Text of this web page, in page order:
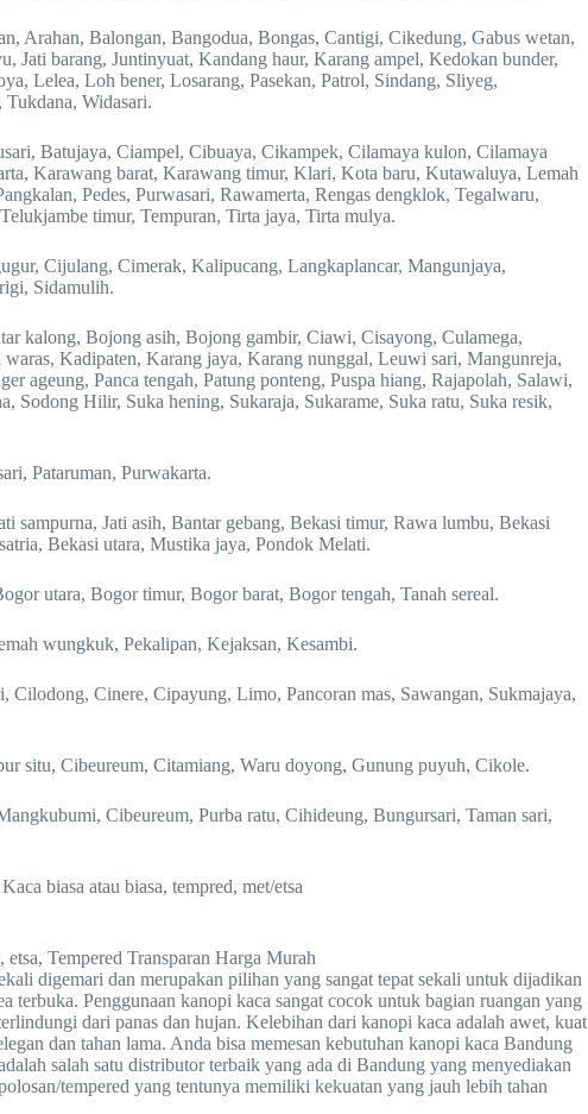
Arahan, Balongan, Bangodua, Bongas, Cantigi, Cikedung, Gabus wetan,
Jati barang, Juntinyuat, Kandang haur, Karang ampel, Kedokan bunder,
Lelea, Loh bener, Losarang, Pasekan, Patrol, Sindang, Sliyeg,
Widasari.
Batujaya, Ciampel, Cibuaya, Cikampek, Cilamaya kulon, Cilamaya
Karawang barat, Karawang timur, Klari, Kota baru, Kutawaluya, Lemah
Pedes, Purwasari, Rawamerta, Rengas dengklok, Tegalwaru,
timur, Tempuran, Tirta jaya, Tirta mulya.
Cijulang, Cimerak, Kalipucang, Langkaplancar, Mangunjaya,
Sidamulih.
kalong, Bojong asih, Bojong gambir, Ciawi, Cisayong, Culamega,
waras, Kadipaten, Karang jaya, Karang nunggal, Leuwi sari, Mangunreja,
ageung, Panca tengah, Patung ponteng, Puspa hiang, Rajapolah, Salawi,
Sodong Hilir, Suka hening, Sukaraja, Sukarame, Suka ratu, Suka resik,
Pataruman, Purwakarta.
sampurna, Jati asih, Bantar gebang, Bekasi timur, Rawa lumbu, Bekasi
Bekasi utara, Mustika jaya, Pondok Melati.
utara, Bogor timur, Bogor barat, Bogor tengah, Tanah sereal.
wungkuk, Pekalipan, Kejaksan, Kesambi.
Cilodong, Cinere, Cipayung, Limo, Pancoran mas, Sawangan, Sukmajaya,
situ, Cibeureum, Citamiang, Waru doyong, Gunung puyuh, Cikole.
Cibeureum, Purba ratu, Cihideung, Bungursari, Taman sari,
biasa atau biasa, tempred, met/etsa
Tempered Transparan Harga Murah
digemari dan merupakan pilihan yang sangat tepat sekali untuk dijadikan
terbuka. Penggunaan kanopi kaca sangat cocok untuk bagian ruangan yang
dari panas dan hujan. Kelebihan dari kanopi kaca adalah awet, kuat
dan tahan lama. Anda bisa memesan kebutuhan kanopi kaca Bandung
salah satu distributor terbaik yang ada di Bandung yang menyediakan
tempered yang tentunya memiliki kekuatan yang jauh lebih tahan